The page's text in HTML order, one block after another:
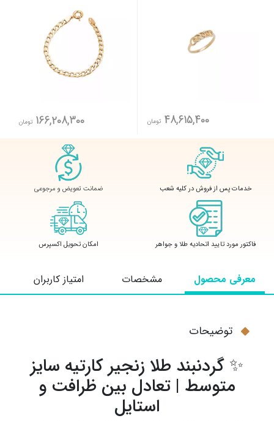
48,615,400 تومان 166,208,300 تومان
خدمات پس از فروش در کلیه شعب ضمانت تعویض و مرجوعی
فاکتور مورد تایید اتحادیه طلا و جواهر امکان تحویل اکسپرس
معرفی محصول مشخصات امتیاز کاربران
توضیحات
✨ گردنبند طلا زنجیر کارتیه سایز
متوسط | تعادل بین ظرافت و
استایل